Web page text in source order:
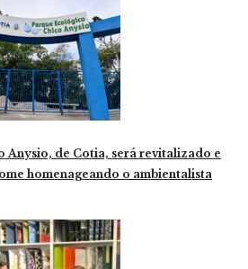
Anysio, de Cotia, será revitalizado e
homenageando o ambientalista